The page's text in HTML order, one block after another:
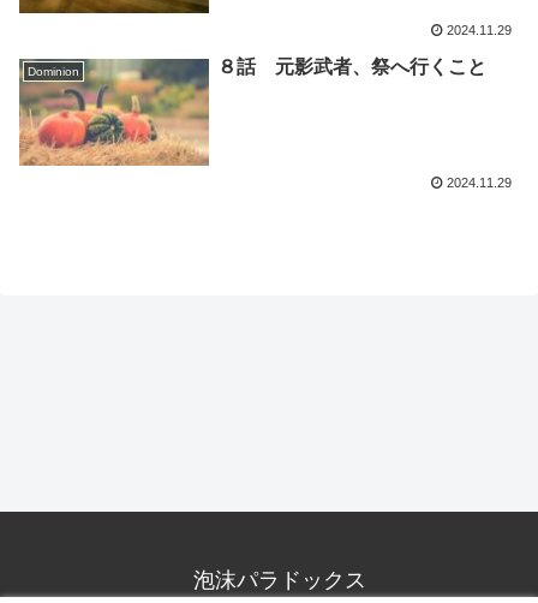
2024.11.29
Dominion ８話 元影武者、祭へ行くこと
2024.11.29
泡沫パラドックス